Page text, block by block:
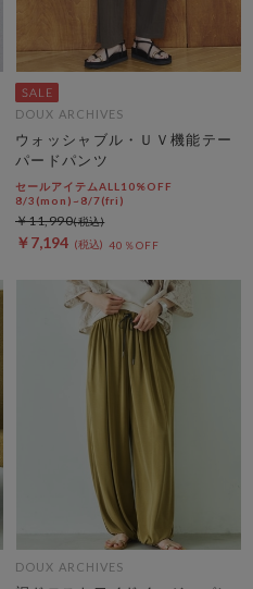
DOUX ARCHIVES
ウォッシャブル・ＵＶ機能テー
パードパンツ
セールアイテムALL10%OFF
8/3(mon)~8/7(fri)
￥7,194 40％OFF
￥11,990
DOUX ARCHIVES